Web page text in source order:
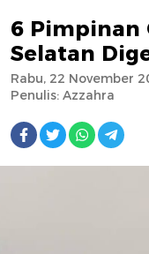
6 Pimpinan
Selatan
Penulis: Azzahra
Rabu, 22 November